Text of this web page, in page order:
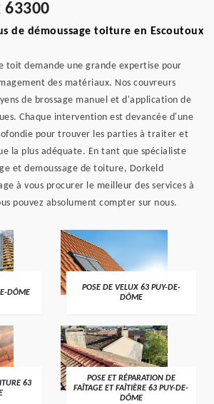
63300
de démoussage toiture en Escoutoux
toit demande une grande expertise pour
des matériaux. Nos couvreurs
de brossage manuel et d'application de
Chaque intervention est devancée d'une
pour trouver les parties à traiter et
la plus adéquate. En tant que spécialiste
et demoussage de toiture, Dorkeld
à vous procurer le meilleur des services à
pouvez absolument compter sur nous.
DÔME
POSE DE VELUX 63 PUY-DE-
DÔME
63
POSE ET RÉPARATION DE
FAÎTAGE ET FAÎTIÈRE 63 PUY-DE-
DÔME